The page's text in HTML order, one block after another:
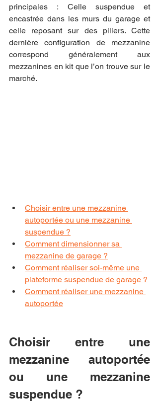
principales : Celle suspendue et
encastrée dans les murs du garage et
celle reposant sur des piliers. Cette
dernière configuration de mezzanine
correspond généralement aux
mezzanines en kit que l’on trouve sur le
marché.
Choisir entre une mezzanine
autoportée ou une mezzanine
suspendue ?
Comment dimensionner sa
mezzanine de garage ?
Comment réaliser soi-même une
plateforme suspendue de garage ?
Comment réaliser une mezzanine
autoportée
Choisir entre une
mezzanine autoportée
ou une mezzanine
suspendue ?